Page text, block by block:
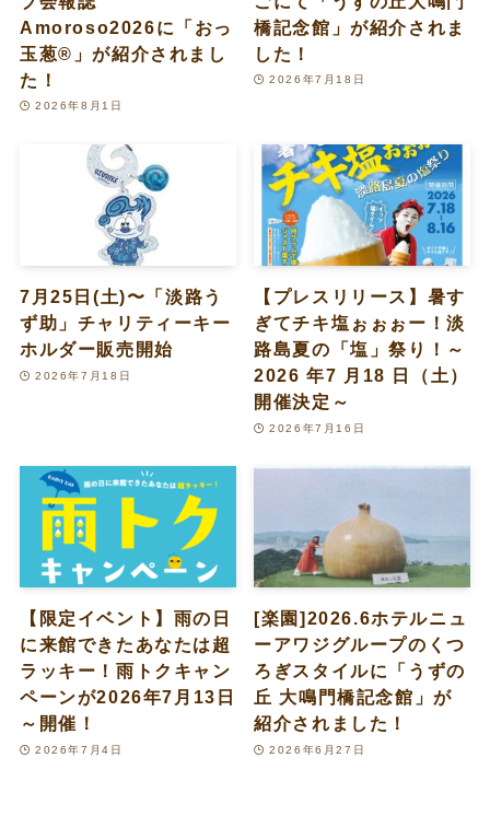
Amoroso2026に「おっ
玉葱®︎」が紹介されまし
た！
2026年8月1日
橋記念館」が紹介されま
した！
2026年7月18日
7月25日(土)〜「淡路う
ず助」チャリティーキー
ホルダー販売開始
2026年7月18日
【プレスリリース】暑す
ぎてチキ塩ぉぉぉー！淡
路島夏の「塩」祭り！～
2026 年7 月18 日（土）
開催決定～
2026年7月16日
【限定イベント】雨の日
に来館できたあなたは超
ラッキー！雨トクキャン
ペーンが2026年7月13日
～開催！
2026年7月4日
[楽園]2026.6ホテルニュ
ーアワジグループのくつ
ろぎスタイルに「うずの
丘 大鳴門橋記念館」が
紹介されました！
2026年6月27日